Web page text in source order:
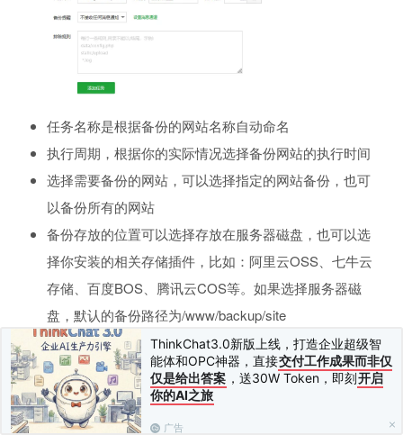
ThinkChat3.0新版上线，打造企业超级智
能体和OPC神器，直接交付工作成果而非仅
仅是给出答案 ，送30W Token，即刻开启
你的AI之旅
广告
任务名称是根据备份的网站名称自动命名
执行周期，根据你的实际情况选择备份网站的执行时间
选择需要备份的网站，可以选择指定的网站备份，也可
以备份所有的网站
备份存放的位置可以选择存放在服务器磁盘，也可以选
择你安装的相关存储插件，比如：阿里云OSS、七牛云
存储、百度BOS、腾讯云COS等。如果选择服务器磁
盘，默认的备份路径为/www/backup/site
备份保留数量，默认保存为3份，保留就近备份文件的数
量，可以减少备份所使用的空间
备份提醒，设置消息通道，当备份失败时，可发送告警
信息